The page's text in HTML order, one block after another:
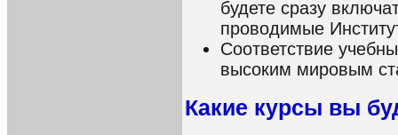
будете сразу
проводимые
Соответствие
высоким мировым
Какие курсы вы